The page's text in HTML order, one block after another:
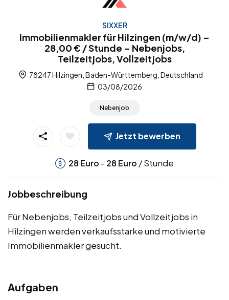
SIXXER
Immobilienmakler für Hilzingen (m/w/d) –
28,00 € / Stunde – Nebenjobs,
Teilzeitjobs, Vollzeitjobs
78247 Hilzingen, Baden-Württemberg, Deutschland
03/08/2026
Nebenjob
Jetzt bewerben
28 Euro - 28 Euro / Stunde
Jobbeschreibung
Für Nebenjobs, Teilzeitjobs und Vollzeitjobs in
Hilzingen werden verkaufsstarke und motivierte
Immobilienmakler gesucht.
Aufgaben